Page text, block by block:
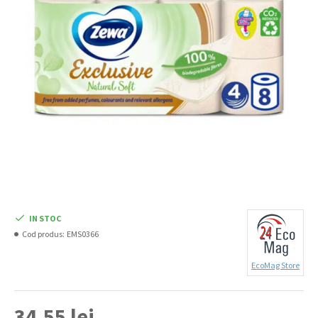
IN STOC
Cod produs: EMS0366
EcoMag Store